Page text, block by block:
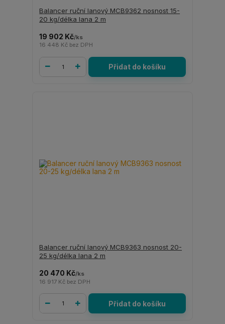
Balancer ruční lanový MCB9362 nosnost 15-
20 kg/délka lana 2 m
19 902 Kč/ks
16 448 Kč bez DPH
Přidat do košíku
Balancer ruční lanový MCB9363 nosnost 20-
25 kg/délka lana 2 m
20 470 Kč/ks
16 917 Kč bez DPH
Přidat do košíku